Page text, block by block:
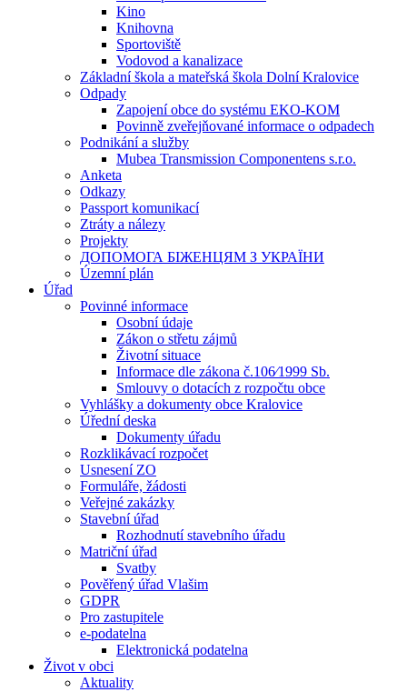
Kino
Knihovna
Sportoviště
Vodovod a kanalizace
Základní škola a mateřská škola Dolní Kralovice
Odpady
Zapojení obce do systému EKO-KOM
Povinně zveřejňované informace o odpadech
Podnikání a služby
Mubea Transmission Componentens s.r.o.
Anketa
Odkazy
Passport komunikací
Ztráty a nálezy
Projekty
ДОПОМОГА БІЖЕНЦЯМ З УКРАЇНИ
Územní plán
Úřad
Povinné informace
Osobní údaje
Zákon o střetu zájmů
Životní situace
Informace dle zákona č.106⁄1999 Sb.
Smlouvy o dotacích z rozpočtu obce
Vyhlášky a dokumenty obce Kralovice
Úřední deska
Dokumenty úřadu
Rozklikávací rozpočet
Usnesení ZO
Formuláře, žádosti
Veřejné zakázky
Stavební úřad
Rozhodnutí stavebního úřadu
Matriční úřad
Svatby
Pověřený úřad Vlašim
GDPR
Pro zastupitele
e-podatelna
Elektronická podatelna
Život v obci
Aktuality